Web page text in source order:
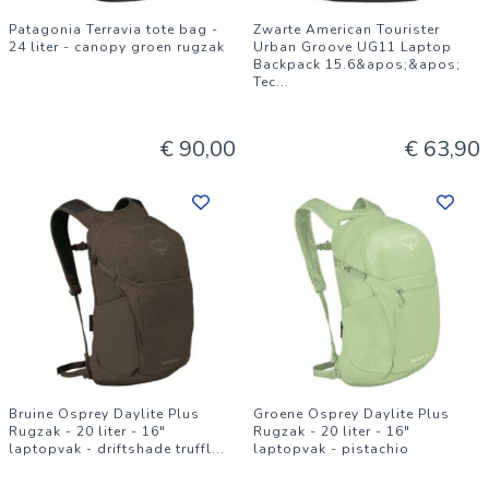
Patagonia Terravia tote bag -
24 liter - canopy groen rugzak
€ 90,00
Zwarte American Tourister
Urban Groove UG11 Laptop
Backpack 15.6&apos;&apos;
Tec...
€ 63,90
Bruine Osprey Daylite Plus
Rugzak - 20 liter - 16"
laptopvak - driftshade truffl...
Groene Osprey Daylite Plus
Rugzak - 20 liter - 16"
laptopvak - pistachio